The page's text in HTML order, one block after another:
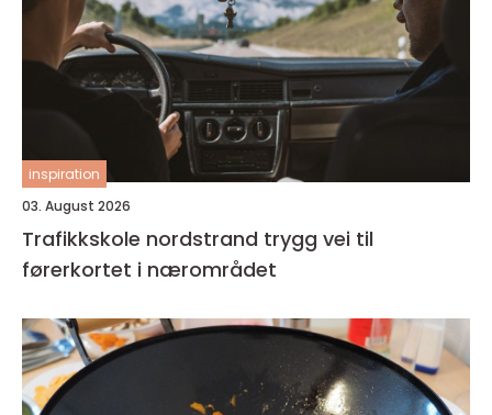
inspiration
03. August 2026
Trafikkskole nordstrand trygg vei til
førerkortet i nærområdet